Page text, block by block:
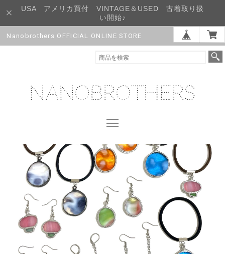
USA アメリカ買付 VINTAGE＆USED 古着取り扱
い開始♪
Nanobrothers OFFICIAL ONLINE STORE